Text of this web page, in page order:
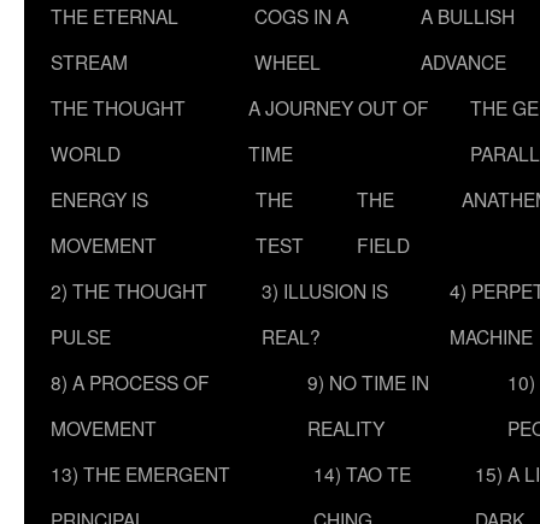
THE ETERNAL
STREAM
COGS IN A
WHEEL
A BULLISH
ADVANCE
THE THOUGHT
WORLD
A JOURNEY OUT OF
TIME
THE
ENERGY IS
MOVEMENT
THE
TEST
THE
FIELD
2) THE THOUGHT
PULSE
3) ILLUSION IS
REAL?
4)
MACHINE
8) A PROCESS OF
MOVEMENT
9) NO TIME IN
REALITY
13) THE EMERGENT
14) TAO TE
15) A